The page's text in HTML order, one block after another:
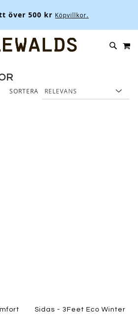
över 500 kr Köpvillkor.
SKIP
SORTERA
Sidas - 3Feet Eco Winter